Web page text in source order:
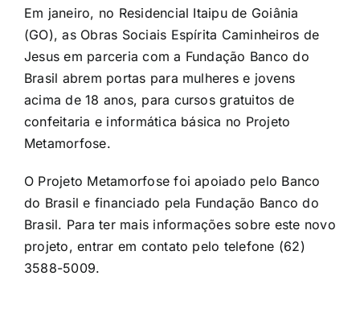
Em janeiro, no Residencial Itaipu de Goiânia
(GO), as Obras Sociais Espírita Caminheiros de
Jesus em parceria com a Fundação Banco do
Brasil abrem portas para mulheres e jovens
acima de 18 anos, para cursos gratuitos de
confeitaria e informática básica no Projeto
Metamorfose.
O Projeto Metamorfose foi apoiado pelo Banco
do Brasil e financiado pela Fundação Banco do
Brasil. Para ter mais informações sobre este novo
projeto, entrar em contato pelo telefone (62)
3588-5009.